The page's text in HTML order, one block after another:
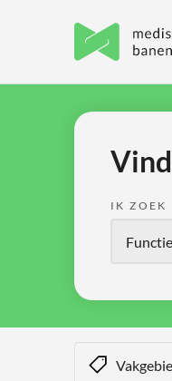
IK ZOEK